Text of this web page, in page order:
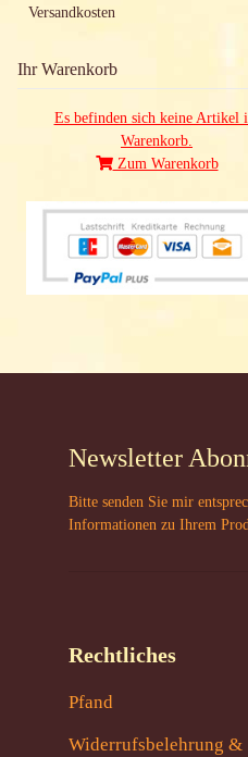
Versandkosten
Ihr Warenkorb
Es befinden sich keine Artikel
Warenkorb.
Zum Warenkorb
Newsletter
Bitte senden Sie mir
Informationen zu Ihrem
Rechtliches
Pfand
Widerrufsbelehrung &